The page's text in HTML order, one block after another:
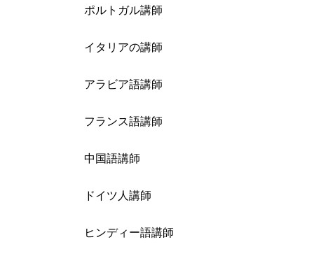
ポルトガル講師
イタリアの講師
アラビア語講師
フランス語講師
中国語講師
ドイツ人講師
ヒンディー語講師